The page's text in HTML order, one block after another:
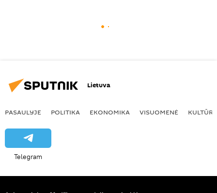
Lietuva
PASAULYJE POLITIKA EKONOMIKA VISUOMENĖ KULTŪRA
Telegram